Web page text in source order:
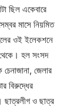
ছিল একেবারে
মাসে নিয়মিত
ওই ইলেকশনে
থেকে। হল সংসদ
জেলার
বিরুদ্ধের
ছাত্রলীগ ও ছাত্র